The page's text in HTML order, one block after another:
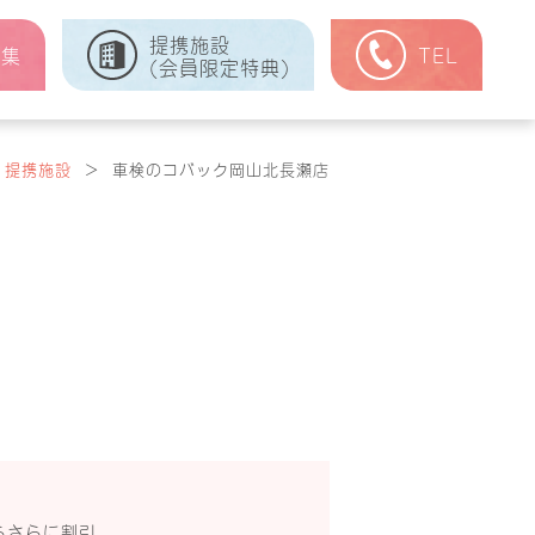
提携施設
(会員限定特典)
TEL
提携施設 ＞ 車検のコバック岡山北長瀬店